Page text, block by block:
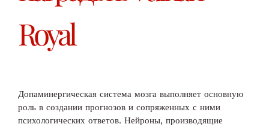
Royal
Допаминергическая система мозга выполняет основную
роль в создании прогнозов и сопряженных с ними
психологических ответов. Нейроны, производящие